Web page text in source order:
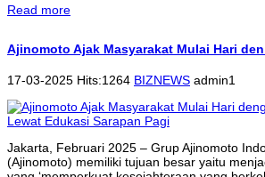
Read more
Ajinomoto Ajak Masyarakat Mulai Hari
17-03-2025 Hits:1264 BIZNEWS admin1
Jakarta, Februari 2025 – Grup Ajinomoto
(Ajinomoto) memiliki tujuan besar yaitu